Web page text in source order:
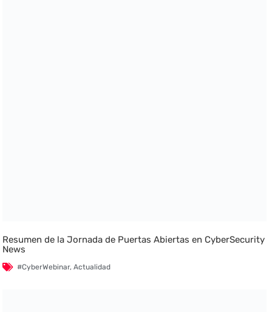
Resumen de la Jornada de Puertas Abiertas en CyberSecurity
News
#CyberWebinar,Actualidad